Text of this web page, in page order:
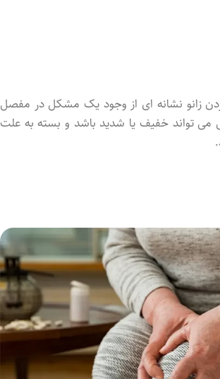
زانو نشانه ‌ای از وجود یک مشکل در مفصل
تواند خفیف یا شدید باشد و بسته به علت